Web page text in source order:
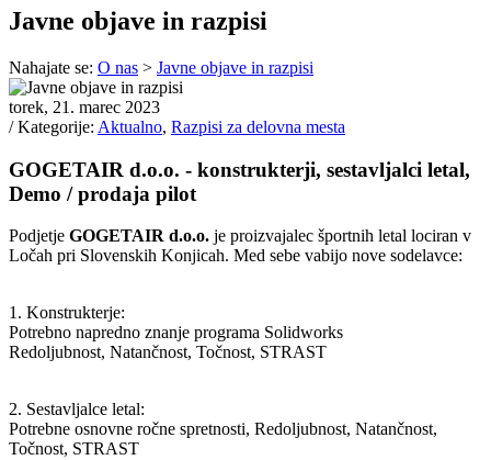
Javne objave in razpisi
Nahajate se: O nas > Javne objave in razpisi
torek, 21. marec 2023
/ Kategorije: Aktualno, Razpisi za delovna mesta
GOGETAIR d.o.o. - konstrukterji, sestavljalci letal,
Demo / prodaja pilot
Podjetje GOGETAIR d.o.o. je proizvajalec športnih letal lociran v
Ločah pri Slovenskih Konjicah. Med sebe vabijo nove sodelavce:
1. Konstrukterje:
Potrebno napredno znanje programa Solidworks
Redoljubnost, Natančnost, Točnost, STRAST
2. Sestavljalce letal:
Potrebne osnovne ročne spretnosti, Redoljubnost, Natančnost,
Točnost, STRAST